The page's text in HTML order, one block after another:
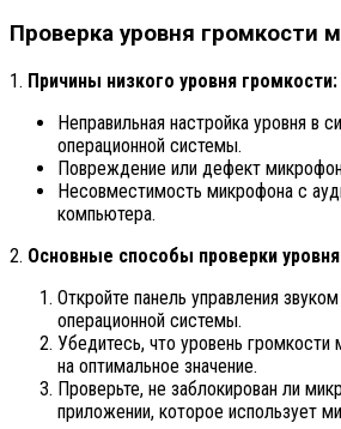
Проверка уровня громкости
1. Причины низкого уровня громкости:
Неправильная настройка уровня в
операционной системы.
Повреждение или дефект
Несовместимость микрофона с
компьютера.
2. Основные способы проверки
Откройте панель управления
операционной системы.
Убедитесь, что уровень громкости
на оптимальное значение.
Проверьте, не заблокирован ли
приложении, которое использует